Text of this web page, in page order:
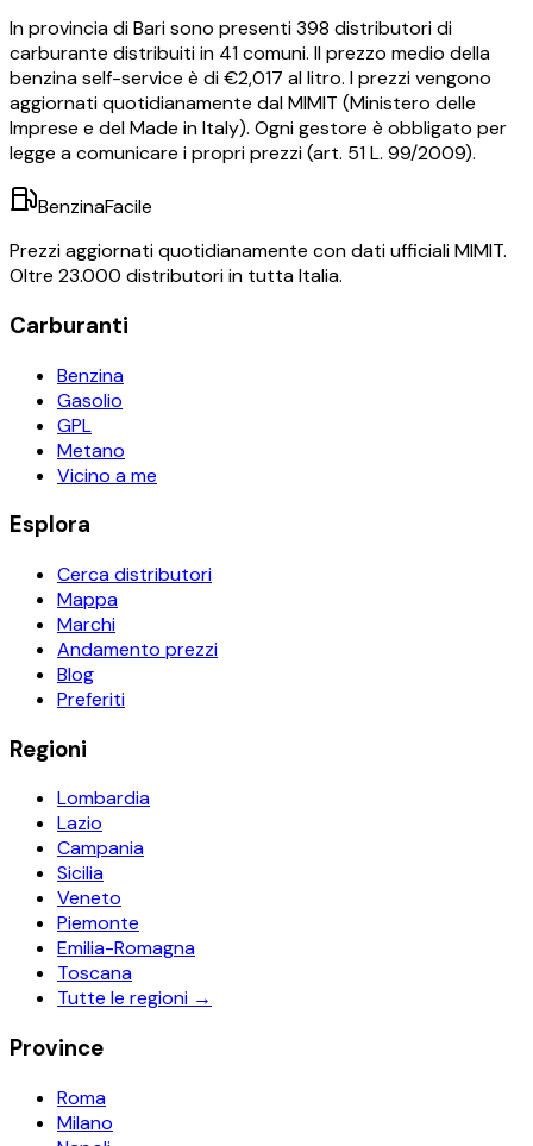
In provincia diBarisono presenti398 distributori di
carburante distribuiti in 41comuni. Il prezzo medio della
benzina self-service è di €2,017 al litro. I prezzi vengono
aggiornati quotidianamente dal MIMIT (Ministero delle
Imprese e del Made in Italy). Ogni gestore è obbligato per
legge a comunicare i propri prezzi (art. 51 L. 99/2009).
BenzinaFacile
Prezzi aggiornati quotidianamente con dati ufficiali MIMIT.
Oltre 23.000 distributori in tutta Italia.
Carburanti
Benzina
Gasolio
GPL
Metano
Vicino a me
Esplora
Cerca distributori
Mappa
Marchi
Andamento prezzi
Blog
Preferiti
Regioni
Lombardia
Lazio
Campania
Sicilia
Veneto
Piemonte
Emilia-Romagna
Toscana
Tutte le regioni →
Province
Roma
Milano